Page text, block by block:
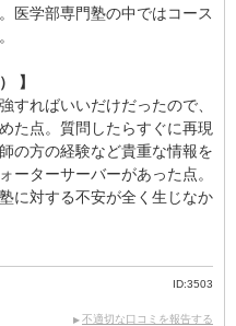
医学部専門塾の中ではコース
】
すればいいだけだったので、
た点。質問したらすぐに再現
の方の経験など貴重な情報を
ーターサーバーがあった点。
に対する不安が全く生じなか
ID:3503
不適切な口コミを報告する